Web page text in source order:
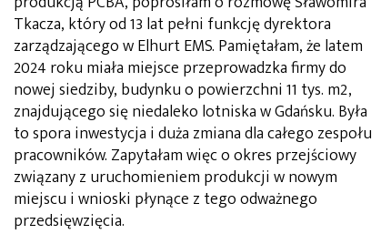
Tkacza, który od 13 lat pełni funkcję dyrektora
zarządzającego w Elhurt EMS. Pamiętałam, że latem
2024 roku miała miejsce przeprowadzka firmy do
nowej siedziby, budynku o powierzchni 11 tys. m2,
znajdującego się niedaleko lotniska w Gdańsku. Była
to spora inwestycja i duża zmiana dla całego zespołu
pracowników. Zapytałam więc o okres przejściowy
związany z uruchomieniem produkcji w nowym
miejscu i wnioski płynące z tego odważnego
przedsięwzięcia.